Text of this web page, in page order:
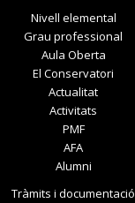
Nivell elemental
Grau professional
Aula Oberta
El Conservatori
Actualitat
Activitats
PMF
AFA
Alumni
Tràmits i documentació